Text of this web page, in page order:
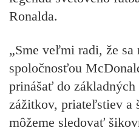
Ronalda.
„Sme veľmi radi, že sa
spoločnosťou
prinášať do
zážitkov, priateľstiev a
môžeme sledovať